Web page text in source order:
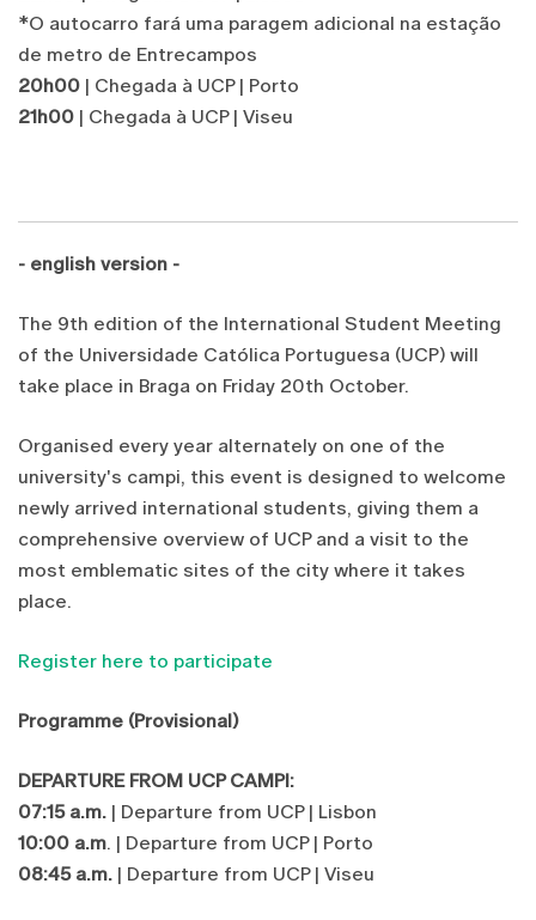
*O autocarro fará uma paragem adicional na estação
de metro de Entrecampos
20h00 | Chegada à UCP | Porto
21h00 | Chegada à UCP | Viseu
- english version -
The 9th edition of the International Student Meeting
of the Universidade Católica Portuguesa (UCP) will
take place in Braga on Friday 20th October.
Organised every year alternately on one of the
university's campi, this event is designed to welcome
newly arrived international students, giving them a
comprehensive overview of UCP and a visit to the
most emblematic sites of the city where it takes
place.
Register here to participate
Programme (Provisional)
DEPARTURE FROM UCP CAMPI:
07:15 a.m. | Departure from UCP | Lisbon
10:00 a.m. | Departure from UCP | Porto
08:45 a.m. | Departure from UCP | Viseu